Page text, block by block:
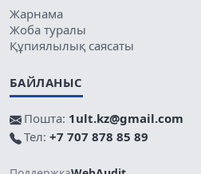
Жарнама
Жоба туралы
Құпиялылық саясаты
БАЙЛАНЫС
Пошта: 1ult.kz@gmail.com
Тел: +7 707 878 85 89